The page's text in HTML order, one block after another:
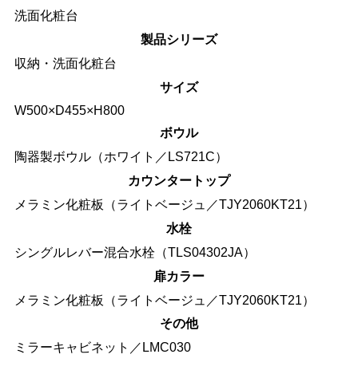
洗面化粧台
製品シリーズ
収納・洗面化粧台
サイズ
W500×D455×H800
ボウル
陶器製ボウル（ホワイト／LS721C）
カウンタートップ
メラミン化粧板（ライトベージュ／TJY2060KT21）
水栓
シングルレバー混合水栓（TLS04302JA）
扉カラー
メラミン化粧板（ライトベージュ／TJY2060KT21）
その他
ミラーキャビネット／LMC030